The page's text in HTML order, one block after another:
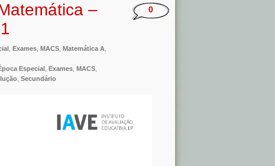
–
Exames MACS Matemática A
Especial Exames MACS
Secundário
0